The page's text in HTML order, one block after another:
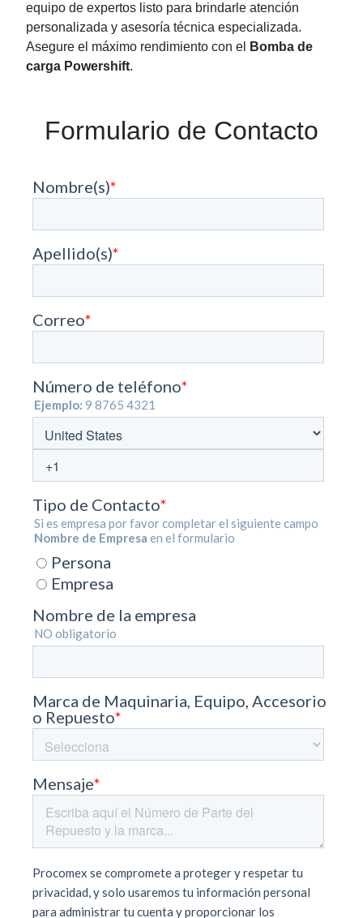
equipo de expertos listo para brindarle atención
personalizada y asesoría técnica especializada.
Asegure el máximo rendimiento con el
Bomba de
carga Powershift.
Formulario de Contacto